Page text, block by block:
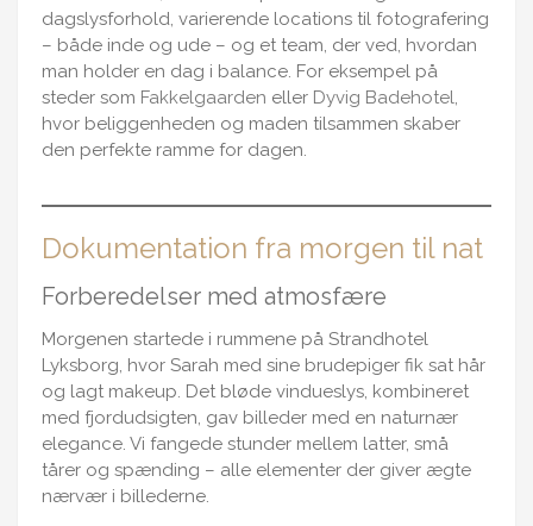
dagslysforhold, varierende locations til fotografering
– både inde og ude – og et team, der ved, hvordan
man holder en dag i balance. For eksempel på
steder som Fakkelgaarden eller Dyvig Badehotel,
hvor beliggenheden og maden tilsammen skaber
den perfekte ramme for dagen.
Dokumentation fra morgen til nat
Forberedelser med atmosfære
Morgenen startede i rummene på Strandhotel
Lyksborg, hvor Sarah med sine brudepiger fik sat hår
og lagt makeup. Det bløde vindueslys, kombineret
med fjordudsigten, gav billeder med en naturnær
elegance. Vi fangede stunder mellem latter, små
tårer og spænding – alle elementer der giver ægte
nærvær i billederne.